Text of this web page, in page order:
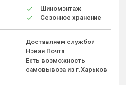
Шиномонтаж
Сезонное хранение
Доставляем службой
Новая Почта
Есть возможность
самовывоза из г.Харьков